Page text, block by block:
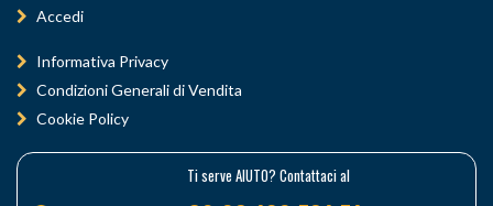
Accedi
Informativa Privacy
Condizioni Generali di Vendita
Cookie Policy
Ti serve AIUTO? Contattaci al